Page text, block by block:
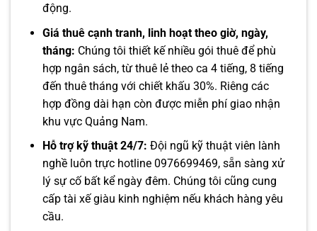
động.
Giá thuê cạnh tranh, linh hoạt theo giờ, ngày,
tháng: Chúng tôi thiết kế nhiều gói thuê để phù
hợp ngân sách, từ thuê lẻ theo ca 4 tiếng, 8 tiếng
đến thuê tháng với chiết khấu 30%. Riêng các
hợp đồng dài hạn còn được miễn phí giao nhận
khu vực Quảng Nam.
Hỗ trợ kỹ thuật 24/7: Đội ngũ kỹ thuật viên lành
nghề luôn trực hotline 0976699469, sẵn sàng xử
lý sự cố bất kể ngày đêm. Chúng tôi cũng cung
cấp tài xế giàu kinh nghiệm nếu khách hàng yêu
cầu.